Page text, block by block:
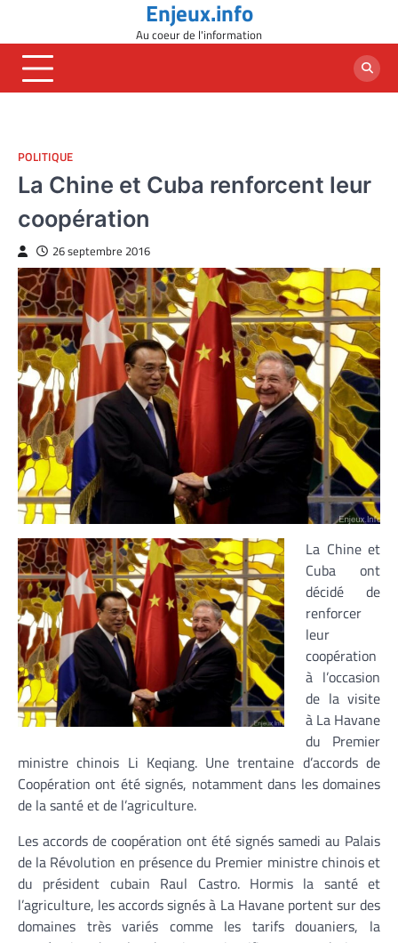
content
Enjeux.info
Au coeur de l'information
POLITIQUE
La Chine et Cuba renforcent leur
coopération
26 septembre 2016
La Chine et
Cuba ont
décidé de
renforcer
leur
coopération
à l’occasion
de la visite
à La Havane
du Premier
ministre chinois Li Keqiang. Une trentaine d’accords de
Coopération ont été signés, notamment dans les domaines
de la santé et de l’agriculture.
Les accords de coopération ont été signés samedi au Palais
de la Révolution en présence du Premier ministre chinois et
du président cubain Raul Castro. Hormis la santé et
l’agriculture, les accords signés à La Havane portent sur des
domaines très variés comme les tarifs douaniers, la